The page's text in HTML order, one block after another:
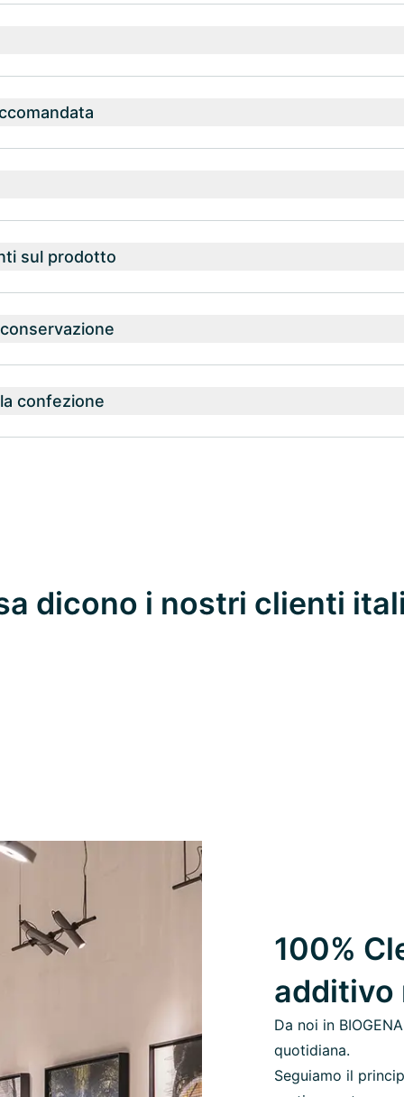
sul prodotto
confezione
dicono i nostri clienti
100%
additivo
Da noi in
quotidiana.
Seguiamo il